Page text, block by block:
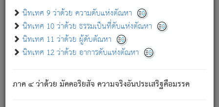
นิทเทศ 9 ว่าด้วย ความดับแห่งตัณหา
นิทเทศ 10 ว่าด้วย ธรรมเป็นที่ดับแห่งตัณหา
นิทเทศ 11 ว่าด้วย ผู้ดับตัณหา
นิทเทศ 12 ว่าด้วย อาการดับแห่งตัณหา
ภาค ๔ ว่าด้วย มัคคอริยสัจ ความจริงอันประเสริฐคือมรรค
- อุ.ขุ. ๒๕/๑๒๑/๘๔.
(ข้อความนี้ เป็นพระพุทธอุทานที่ทรงเปล่งออก ที่โคนต้นโพธิ์
เป็นที่ตรัสรู้ เมื่อตรัสรู้แล้วได้ 7 วัน)